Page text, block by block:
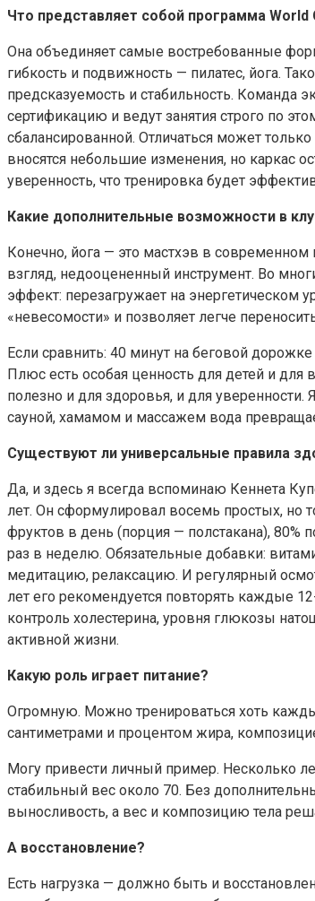
Что представляет собой программа World
Она объединяет самые востребованные
гибкость и подвижность — пилатес, йога.
предсказуемость и стабильность. Команда
сертификацию и ведут занятия строго по
сбалансированной. Отличаться может
вносятся небольшие изменения, но каркас
уверенность, что тренировка будет
Какие дополнительные возможности в
Конечно, йога — это мастхэв в
взгляд, недооцененный инструмент. Во
эффект: перезагружает на энергетическом
«невесомости» и позволяет легче
Если сравнить: 40 минут на беговой
Плюс есть особая ценность для детей и для
полезно и для здоровья, и для
сауной, хамамом и массажем вода
Существуют ли универсальные правила
Да, и здесь я всегда вспоминаю Кеннета
лет. Он сформулировал восемь простых, но
фруктов в день (порция — полстакана),
раз в неделю. Обязательные добавки:
медитацию, релаксацию. И регулярный
лет его рекомендуется повторять каждые
контроль холестерина, уровня глюкозы
активной жизни.
Какую роль играет питание?
Огромную. Можно тренироваться хоть
сантиметрами и процентом жира,
Могу привести личный пример. Несколько
стабильный вес около 70. Без
выносливость, а вес и композицию тела
А восстановление?
Есть нагрузка — должно быть и